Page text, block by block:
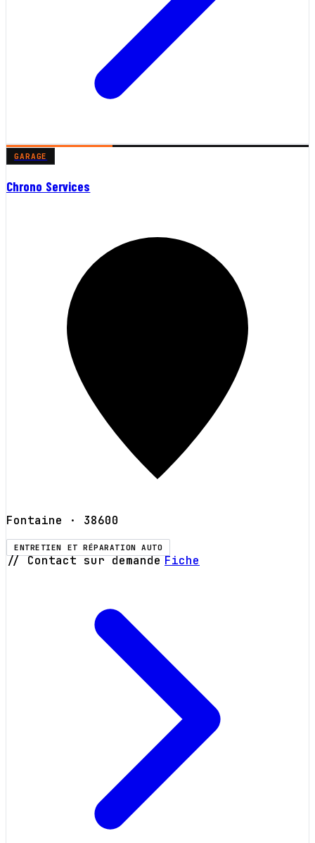
GARAGE
Chrono Services
Fontaine · 38600
ENTRETIEN ET RÉPARATION AUTO
// Contact sur demande Fiche